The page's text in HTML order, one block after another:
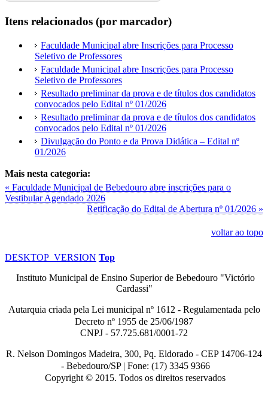
Itens relacionados (por marcador)
Faculdade Municipal abre Inscrições para Processo
Seletivo de Professores
Faculdade Municipal abre Inscrições para Processo
Seletivo de Professores
Resultado preliminar da prova e de títulos dos candidatos
convocados pelo Edital nº 01/2026
Resultado preliminar da prova e de títulos dos candidatos
convocados pelo Edital nº 01/2026
Divulgação do Ponto e da Prova Didática – Edital nº
01/2026
Mais nesta categoria:
« Faculdade Municipal de Bebedouro abre inscrições para o
Vestibular Agendado 2026
Retificação do Edital de Abertura nº 01/2026 »
voltar ao topo
DESKTOP_VERSION Top
Instituto Municipal de Ensino Superior de Bebedouro "Victório
Cardassi"
Autarquia criada pela Lei municipal nº1612 - Regulamentada pelo
Decreto nº 1955 de 25/06/1987
CNPJ - 57.725.681/0001-72
R. Nelson Domingos Madeira, 300, Pq. Eldorado - CEP 14706-124
- Bebedouro/SP | Fone: (17) 3345 9366
Copyright © 2015. Todos os direitos reservados